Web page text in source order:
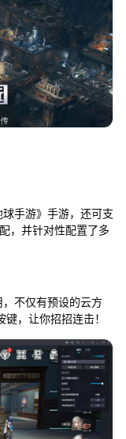
手游》手游，还可支
，并针对性配置了多
不仅有预设的云方
，让你招招连击！